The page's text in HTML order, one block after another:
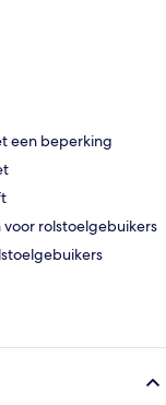
een beperking
rolstoelgebuikers